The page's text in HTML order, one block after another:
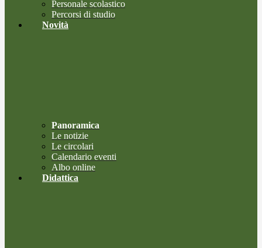
Personale scolastico
Percorsi di studio
Novità
Panoramica
Le notizie
Le circolari
Calendario eventi
Albo online
Didattica